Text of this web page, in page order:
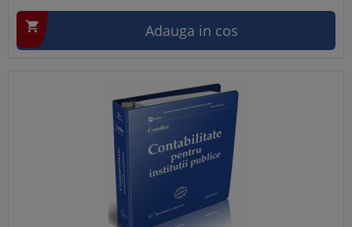
 Adauga in cos